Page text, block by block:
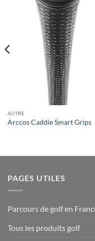
AUTRE
Arccos Caddie Smart Grips
PAGES UTILES
Parcours de golf en
Tous les produits golf